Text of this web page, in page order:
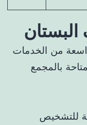
من الخدمات
بالمجمع
للتشخيص